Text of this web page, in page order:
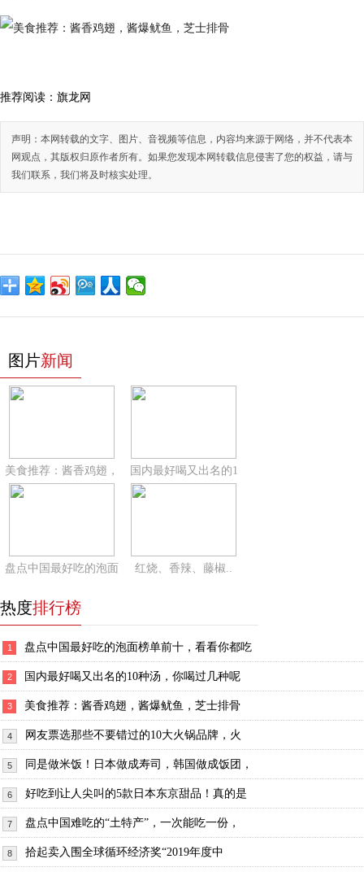
推荐阅读： 旗龙网
声明：本网转载的文字、图片、音视频等信息，内容均来源于网络，并不代表本
网观点，其版权归原作者所有。如果您发现本网转载信息侵害了您的权益，请与
我们联系，我们将及时核实处理。
图片新闻
美食推荐：酱香鸡翅， 国内最好喝又出名的1
盘点中国最好吃的泡面 红烧、香辣、藤椒..
热度排行榜
1 盘点中国最好吃的泡面榜单前十，看看你都吃
2 国内最好喝又出名的10种汤，你喝过几种呢
3 美食推荐：酱香鸡翅，酱爆鱿鱼，芝士排骨
4 网友票选那些不要错过的10大火锅品牌，火
5 同是做米饭！日本做成寿司，韩国做成饭团，
6 好吃到让人尖叫的5款日本东京甜品！真的是
7 盘点中国难吃的“土特产”，一次能吃一份，
8 拾起卖入围全球循环经济奖“2019年度中